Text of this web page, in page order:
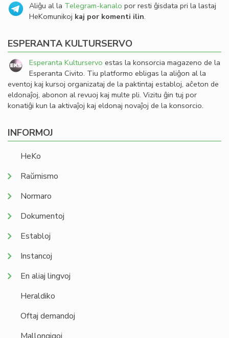
Aliĝu al la Telegram-kanalo por resti ĝisdata pri la lastaj
HeKomunikoj kaj por komenti ilin.
ESPERANTA KULTURSERVO
Esperanta Kulturservo estas la konsorcia magazeno de la
Esperanta Civito. Tiu platformo ebligas la aliĝon al la
eventoj kaj kursoj organizataj de la paktintaj establoj, aĉeton de
eldonaĵoj, abonon al revuoj kaj multe pli. Vizitu ĝin tuj por
konatiĝi kun la aktivaĵoj kaj eldonaj novaĵoj de la konsorcio.
INFORMOJ
HeKo
Raŭmismo
Normaro
Dokumentoj
Establoj
Instancoj
En aliaj lingvoj
Heraldiko
Oftaj demandoj